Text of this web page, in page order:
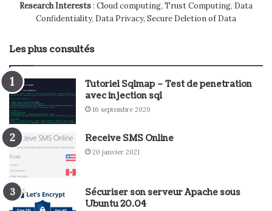
Research Interests: Cloud computing, Trust Computing, Data
Confidentiality, Data Privacy, Secure Deletion of Data
Les plus consultés
Tutoriel Sqlmap – Test de penetration
avec injection sql
16 septembre 2020
Receive SMS Online
20 janvier 2021
Sécuriser son serveur Apache sous
Ubuntu 20.04